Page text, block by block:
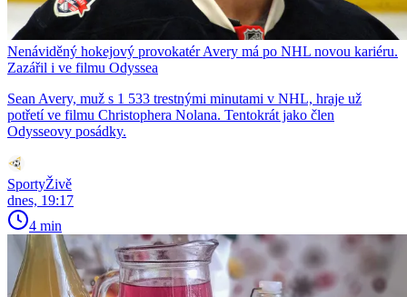
Nenáviděný hokejový provokatér Avery má po NHL novou kariéru.
Zazářil i ve filmu Odyssea
Sean Avery, muž s 1 533 trestnými minutami v NHL, hraje už
potřetí ve filmu Christophera Nolana. Tentokrát jako člen
Odysseovy posádky.
SportyŽivě
dnes, 19:17
4 min